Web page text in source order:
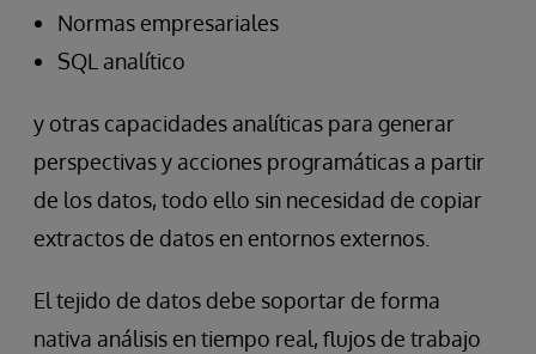
Normas empresariales
SQL analítico
y otras capacidades analíticas para generar
perspectivas y acciones programáticas a partir
de los datos, todo ello sin necesidad de copiar
extractos de datos en entornos externos.
El tejido de datos debe soportar de forma
nativa análisis en tiempo real, flujos de trabajo